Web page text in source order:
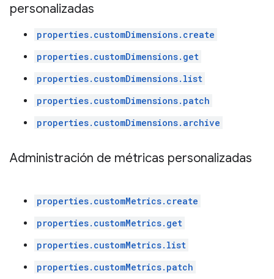
personalizadas
properties.customDimensions.create
properties.customDimensions.get
properties.customDimensions.list
properties.customDimensions.patch
properties.customDimensions.archive
Administración de métricas personalizadas
properties.customMetrics.create
properties.customMetrics.get
properties.customMetrics.list
properties.customMetrics.patch